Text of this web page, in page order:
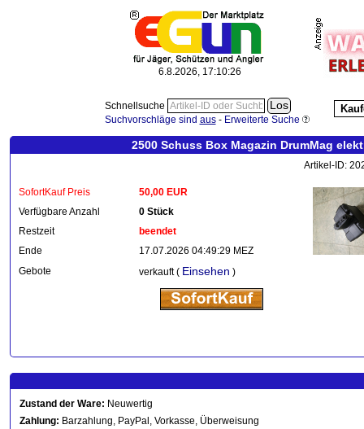
6.8.2026, 17:10:26
Schnellsuche
Suchvorschläge sind aus- Erweiterte Suche
2500 Schuss Box Magazin DrumMag
Artikel-ID:
SofortKauf Preis
50,00 EUR
Verfügbare Anzahl
0 Stück
Restzeit
beendet
Ende
17.07.2026 04:49:29 MEZ
Gebote
verkauft ( Einsehen )
Zustand der Ware: Neuwertig
Zahlung: Barzahlung, PayPal, Vorkasse, Überweisung